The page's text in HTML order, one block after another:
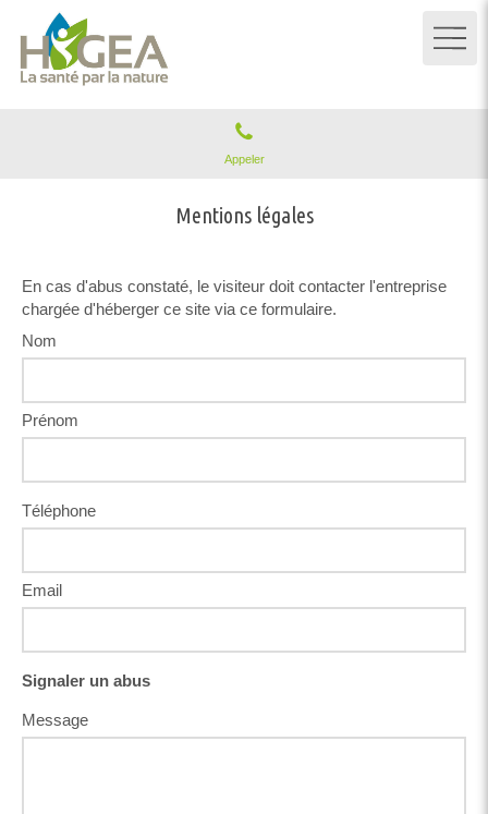
Appeler
Mentions légales
En cas d'abus constaté, le visiteur doit contacter l'entreprise
chargée d'héberger ce site via ce formulaire.
Nom
Prénom
Téléphone
Email
Signaler un abus
Message